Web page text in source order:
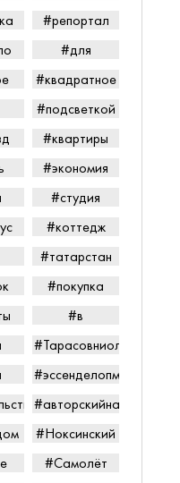
#репортал
#для
#квадратное
#подсветкой
#квартиры
#экономия
#студия
#коттедж
#татарстан
#покупка
#в
#эссенделопмент
#авторскийнадзор
#Ноксинский
#Самолёт